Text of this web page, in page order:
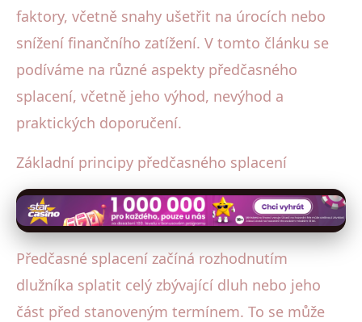
faktory, včetně snahy ušetřit na úrocích nebo
snížení finančního zatížení. V tomto článku se
podíváme na různé aspekty předčasného
splacení, včetně jeho výhod, nevýhod a
praktických doporučení.
Základní principy předčasného splacení
Předčasné splacení začíná rozhodnutím
dlužníka splatit celý zbývající dluh nebo jeho
část před stanoveným termínem. To se může